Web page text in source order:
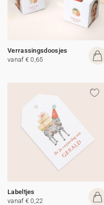
Verrassingsdoosjes
vanaf € 0,65
Labeltjes
vanaf € 0,22